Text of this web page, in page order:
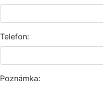
Telefon:
Poznámka: